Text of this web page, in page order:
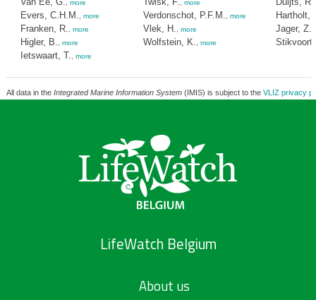
more
Evers, C.H.M. more
Franken, R. more
Higler, B. more
Ietswaart, T. more
more
Verdonschot, P.F.M. more
Vlek, H. more
Wolfstein, K. more
Hartholt,
Jager, Z.
All data in the Integrated Marine Information System(IMIS) is subject to the VLIZ privacy
LifeWatch Belgium
About us